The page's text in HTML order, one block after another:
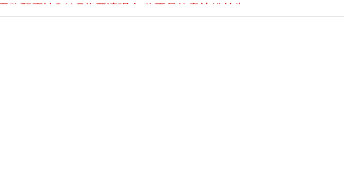
11:08
馥甄否认S.H.E将开演唱会 称不是故意让粉丝失